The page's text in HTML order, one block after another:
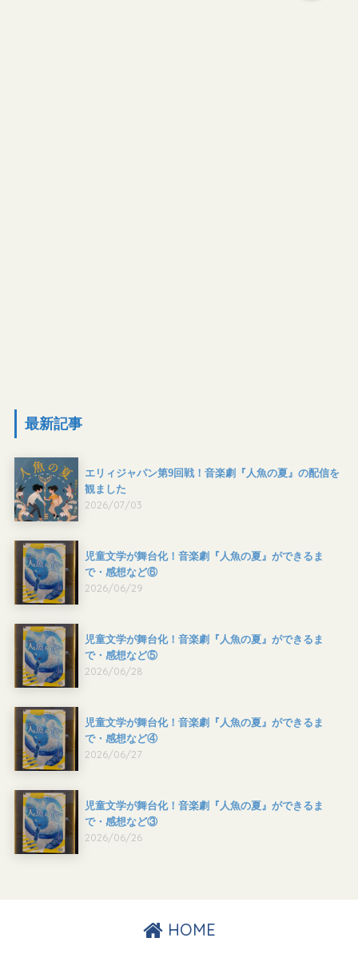
最新記事
エリィジャパン第9回戦！音楽劇『人魚の夏』の配信を
観ました
2026/07/03
児童文学が舞台化！音楽劇『人魚の夏』ができるま
で・感想など⑥
2026/06/29
児童文学が舞台化！音楽劇『人魚の夏』ができるま
で・感想など⑤
2026/06/28
児童文学が舞台化！音楽劇『人魚の夏』ができるま
で・感想など④
2026/06/27
児童文学が舞台化！音楽劇『人魚の夏』ができるま
で・感想など③
2026/06/26
HOME